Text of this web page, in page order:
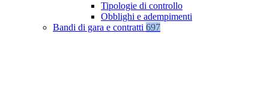
Tipologie di controllo
Obblighi e adempimenti
Bandi di gara e contratti 697